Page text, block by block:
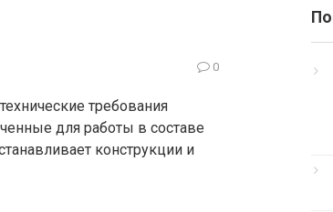
0
требования
для работы в составе
конструкции и